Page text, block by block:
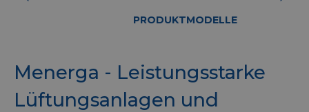
PRODUKTMODELLE
Menerga - Leistungsstarke
Lüftungsanlagen und